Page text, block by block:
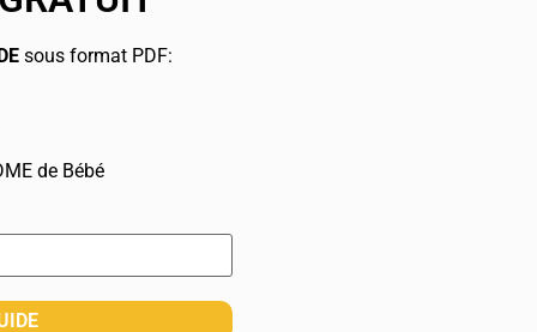
sous format PDF:
de Bébé